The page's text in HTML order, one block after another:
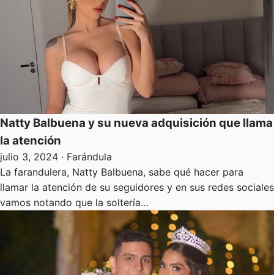
Natty Balbuena y su nueva adquisición que llama
la atención
julio 3, 2024 · Farándula
La farandulera, Natty Balbuena, sabe qué hacer para
llamar la atención de su seguidores y en sus redes sociales
vamos notando que la soltería…